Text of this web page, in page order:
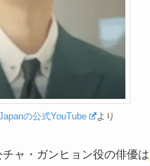
の公式YouTube より
ャ・ガンヒョン役の俳優は